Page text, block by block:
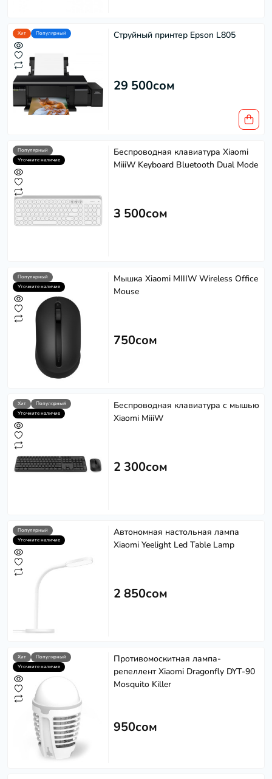
Хит Популярный Струйный принтер Epson L805
29 500сом
Популярный
Уточните наличие
Беспроводная клавиатура Xiaomi
MiiiW Keyboard Bluetooth Dual Mode
3 500сом
Популярный
Уточните наличие
Мышка Xiaomi MIIIW Wireless Office
Mouse
750сом
Хит
Популярный
Уточните наличие
Беспроводная клавиатура с мышью
Xiaomi MiiiW
2 300сом
Популярный
Уточните наличие
Автономная настольная лампа
Xiaomi Yeelight Led Table Lamp
2 850сом
Хит
Популярный
Уточните наличие
Противомоскитная лампа-
репеллент Xiaomi Dragonfly DYT-90
Mosquito Killer
950сом